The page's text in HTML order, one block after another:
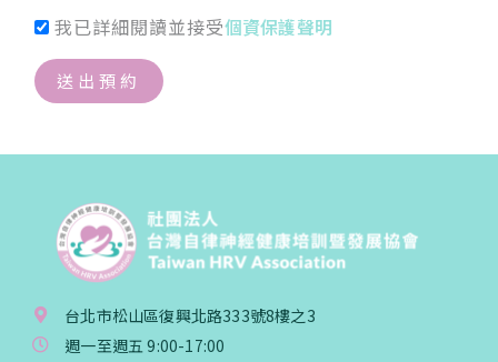
我已詳細閱讀並接受個資保護聲明
送出預約
台北市松山區復興北路333號8樓之3
週一至週五 9:00-17:00